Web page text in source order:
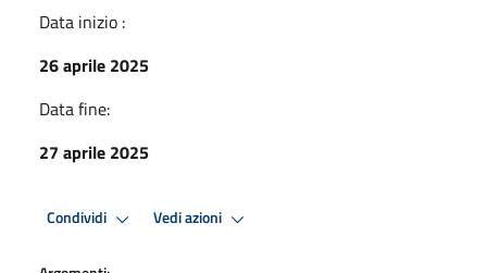
Data inizio :
26 aprile 2025
Data fine:
27 aprile 2025
Condividi Vedi azioni